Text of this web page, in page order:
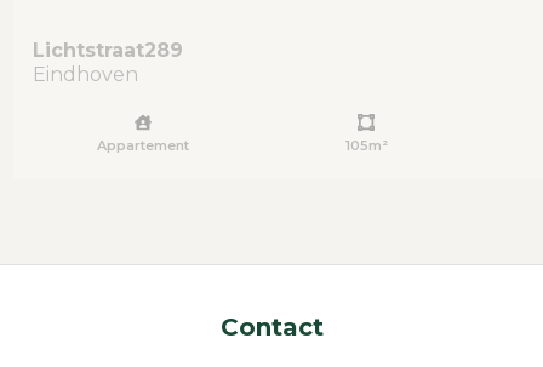
Lichtstraat289
Eindhoven
Appartement 105m²
Contact